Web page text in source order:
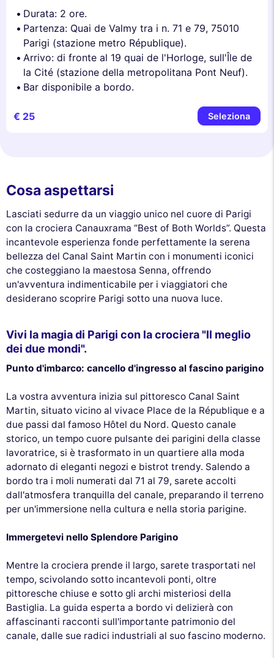
Durata: 2 ore.
Partenza: Quai de Valmy tra i n. 71 e 79, 75010
Parigi (stazione metro République).
Arrivo: di fronte al 19 quai de l'Horloge, sull'Île de
la Cité (stazione della metropolitana Pont Neuf).
Bar disponibile a bordo.
€ 25 Seleziona
Cosa aspettarsi
Lasciati sedurre da un viaggio unico nel cuore di Parigi
con la crociera Canauxrama “Best of Both Worlds”. Questa
incantevole esperienza fonde perfettamente la serena
bellezza del Canal Saint Martin con i monumenti iconici
che costeggiano la maestosa Senna, offrendo
un'avventura indimenticabile per i viaggiatori che
desiderano scoprire Parigi sotto una nuova luce.
Vivi la magia di Parigi con la crociera "Il meglio
dei due mondi".
Punto d'imbarco: cancello d'ingresso al fascino parigino
La vostra avventura inizia sul pittoresco Canal Saint
Martin, situato vicino al vivace Place de la République e a
due passi dal famoso Hôtel du Nord. Questo canale
storico, un tempo cuore pulsante dei parigini della classe
lavoratrice, si è trasformato in un quartiere alla moda
adornato di eleganti negozi e bistrot trendy. Salendo a
bordo tra i moli numerati dal 71 al 79, sarete accolti
dall'atmosfera tranquilla del canale, preparando il terreno
per un'immersione nella cultura e nella storia parigine.
Immergetevi nello Splendore Parigino
Mentre la crociera prende il largo, sarete trasportati nel
tempo, scivolando sotto incantevoli ponti, oltre
pittoresche chiuse e sotto gli archi misteriosi della
Bastiglia. La guida esperta a bordo vi delizierà con
affascinanti racconti sull'importante patrimonio del
canale, dalle sue radici industriali al suo fascino moderno.